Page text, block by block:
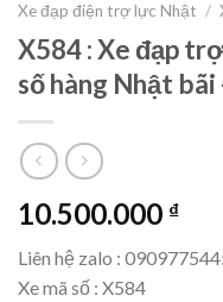
Xe đạp điện trợ lực Nhật /
X584 : Xe đạp
số hàng Nhật bãi
10.500.000 ₫
Liên hệ zalo :
Xe mã số : X584